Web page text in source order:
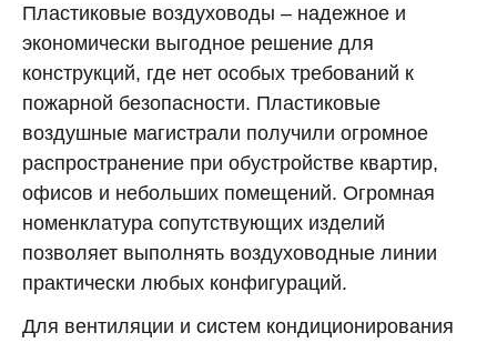
Пластиковые воздуховоды – надежное и
экономически выгодное решение для
конструкций, где нет особых требований к
пожарной безопасности. Пластиковые
воздушные магистрали получили огромное
распространение при обустройстве квартир,
офисов и небольших помещений. Огромная
номенклатура сопутствующих изделий
позволяет выполнять воздуховодные линии
практически любых конфигураций.
Для вентиляции и систем кондиционирования